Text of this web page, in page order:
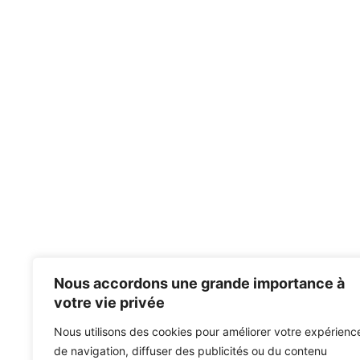
Nous accordons une grande importance à
votre vie privée
Nous utilisons des cookies pour améliorer votre
de navigation, diffuser des publicités ou du contenu